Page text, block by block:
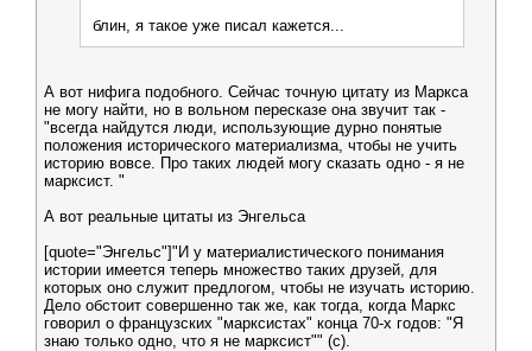
блин, я такое уже писал кажется...
А вот нифига подобного. Сейчас точную цитату из Маркса
не могу найти, но в вольном пересказе она звучит так -
"всегда найдутся люди, использующие дурно понятые
положения исторического материализма, чтобы не учить
историю вовсе. Про таких людей могу сказать одно - я не
марксист. "
А вот реальные цитаты из Энгельса
[quote="Энгельс"]"И у материалистического понимания
истории имеется теперь множество таких друзей, для
которых оно служит предлогом, чтобы не изучать историю.
Дело обстоит совершенно так же, как тогда, когда Маркс
говорил о французских "марксистах" конца 70-х годов: "Я
знаю только одно, что я не марксист"" (с).